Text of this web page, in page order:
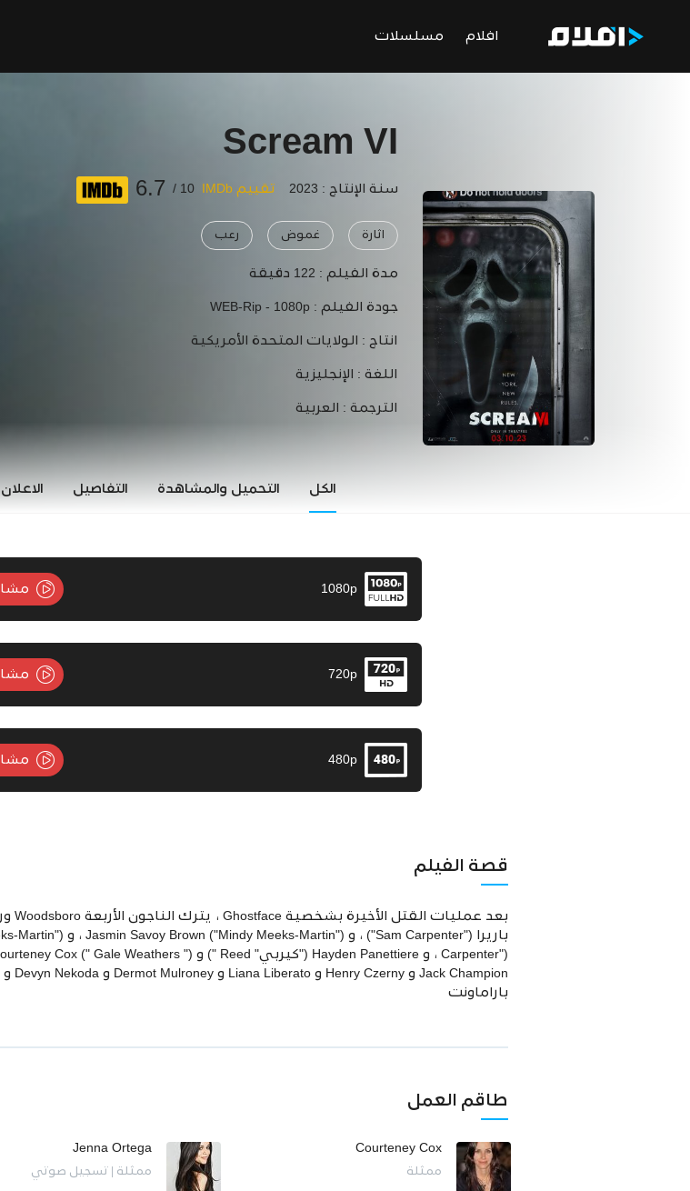
افلام مسلسلات
Scream VI
سنة الإنتاج : 2023 تقييم IMDb 10 /
6.7
اثارة غموض رعب
مدة الفيلم : 122 دقيقة
جودة الفيلم : WEB-Rip - 1080p
انتاج : الولايات المتحدة الأمريكية
اللغة : الإنجليزية
الترجمة : العربية
الكل التحميل والمشاهدة التفاصيل الاعلان
1080p
720p
480p
قصة الفيلم
باراماونت
طاقم العمل
Courteney Cox
ممثلة
Jenna Ortega
ممثلة | تسجيل صوتي